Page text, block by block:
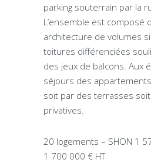
parking souterrain par la
L’ensemble est composé
architecture de volumes
toitures différenciées
des jeux de balcons. Aux
séjours des
soit par des terrasses
privatives.
20 logements – SHON 1
1 700 000 € HT